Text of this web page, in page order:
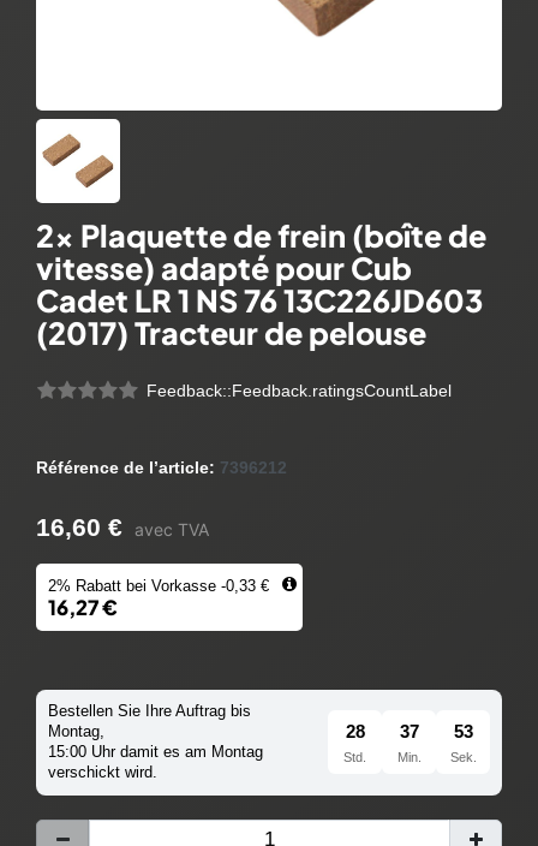
2x Plaquette de frein (boîte de
vitesse) adapté pour Cub
Cadet LR 1 NS 76 13C226JD603
(2017) Tracteur de pelouse
Feedback::Feedback.ratingsCountLabel
Référence de l’article: 7396212
16,60 € avec TVA
2% Rabatt bei Vorkasse -0,33 €
16,27 €
Bestellen Sie Ihre Auftrag bis
Montag,
15:00 Uhr damit es am Montag
verschickt wird.
28
Std.
37
Min.
52
Sek.